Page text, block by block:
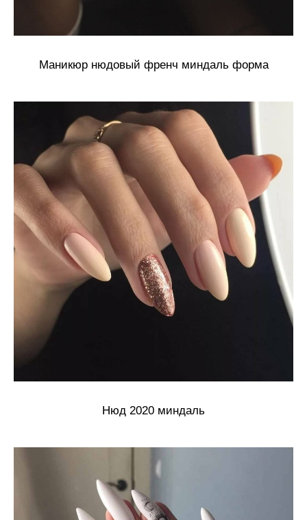
Маникюр нюдовый френч миндаль форма
Нюд 2020 миндаль